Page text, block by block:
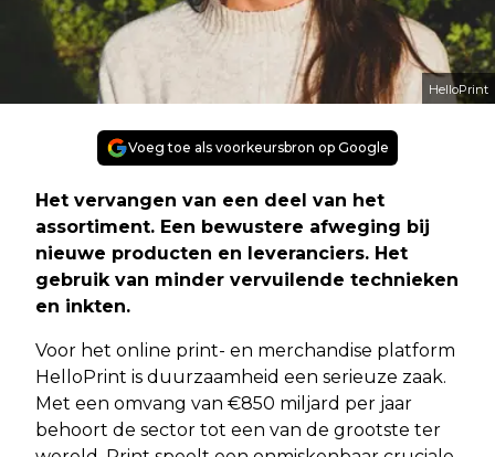
HelloPrint
Voeg toe als voorkeursbron op Google
Het vervangen van een deel van het
assortiment. Een bewustere afweging bij
nieuwe producten en leveranciers. Het
gebruik van minder vervuilende technieken
en inkten.
Voor het online print- en merchandise platform
HelloPrint is duurzaamheid een serieuze zaak.
Met een omvang van €850 miljard per jaar
behoort de sector tot een van de grootste ter